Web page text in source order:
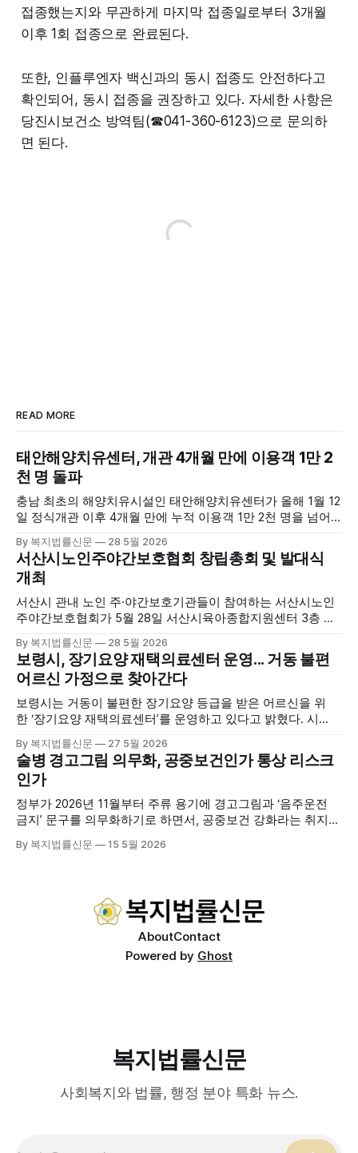
접종했는지와 무관하게 마지막 접종일로부터 3개월
이후 1회 접종으로 완료된다.
또한, 인플루엔자 백신과의 동시 접종도 안전하다고
확인되어, 동시 접종을 권장하고 있다. 자세한 사항은
당진시보건소 방역팀(☎041-360-6123)으로 문의하
면 된다.
READ MORE
태안해양치유센터, 개관 4개월 만에 이용객 1만 2
천 명 돌파
충남 최초의 해양치유시설인 태안해양치유센터가 올해 1월 12
일 정식개관 이후 4개월 만에 누적 이용객 1만 2천 명을 넘어
양자원을 활용한 맞춤형 프로그램과 차별화된 웰니스 콘텐츠
를 선보이며 관광객과 군민의 발길을 끌고 있다. 센터는 염지
하수, 피트 등 태안의 청정 해양자원을 활용해 몸과 마음의 회
복을 돕는 다양한 프로그램을 운영하고
By 복지법률신문 28 5월 2026
서산시노인주야간보호협회 창립총회 및 발대식
개최
서산시 관내 노인 주·야간보호기관들이 참여하는 서산시노인
주야간보호협회가 5월 28일 서산시육아종합지원센터 3층 공
행사에는 서산시 관내 주·야간보호기관 관계자와 종사자, 유관
기관 내빈 등 약 100여명이 참석했으며, 서산시청 관계자, 서
산시노인복지시설협회, 서산시재가복지협회, 서산시사회복지
사협회 등 지역 노인복지 관련 기관 관계자들이 함께해 협회
출범을 축하했다. 서산시노인주야간보호협회는 서산시 소재
By 복지법률신문 28 5월 2026
보령시, 장기요양 재택의료센터 운영... 거동 불편
어르신 가정으로 찾아간다
보령시는 거동이 불편한 장기요양 등급을 받은 어르신을 위
한 ‘장기요양 재택의료센터’를 운영하고 있다고 밝혔다. 시
고 본격적인 서비스 제공에 나서고 있다. 재택의료센터
는 (한)의사가 거동 불편으로 의료기관 이용이 어렵다고 판단
한 장기요양 등급자를 대상으로, (한)의사·간호사·사회복지사
로 구성된 다학제 팀이 직접 가정을 방문해 건강관리서비스
를 제공하는
By 복지법률신문 27 5월 2026
술병 경고그림 의무화, 공중보건인가 통상 리스크
인가
정부가 2026년 11월부터 주류 용기에 경고그림과 ‘음주운전
금지’ 문구를 의무화하기로 하면서, 공중보건 강화라는 취지와
도는 국제 통상 규범, 영세업체 부담, 소비자 선택권 등 다양한
By 복지법률신문 15 5월 2026
AboutContact
Powered by Ghost
복지법률신문
사회복지와 법률, 행정 분야 특화 뉴스.